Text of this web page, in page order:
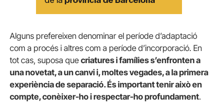
Alguns prefereixen denominar el període d’adaptació
com a procés i altres com a període d’incorporació. En
tot cas, suposa que criatures i famílies s’enfronten a
una novetat, a un canvi i, moltes vegades, a la primera
experiència de separació. És important tenir això en
compte, conèixer-ho i respectar-ho profundament.